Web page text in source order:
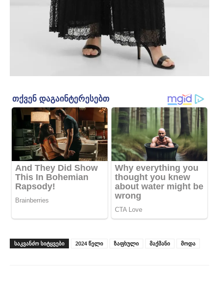
ᲡᲐᲙᲕᲐᲜᲫᲝ ᲡᲘᲢᲧᲕᲔᲑᲘ 2024 წელი ზაფხული მაქმანი მოდა